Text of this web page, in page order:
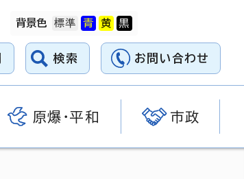
背景色
検索 お問い合わせ
原爆・平和 市政